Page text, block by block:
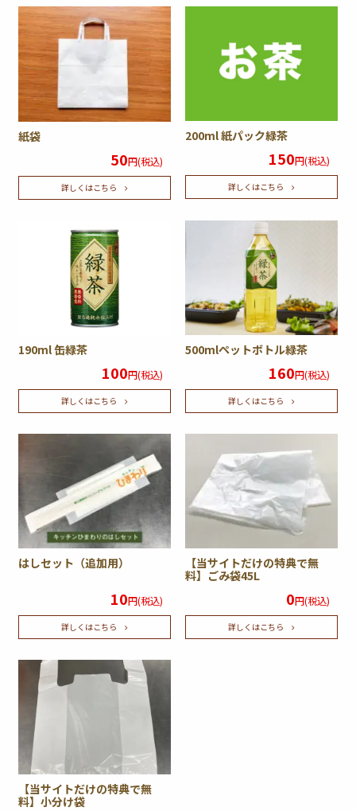
紙袋
50円(税込)
詳しくはこちら
200ml 紙パック緑茶
150円(税込)
詳しくはこちら
190ml 缶緑茶
100円(税込)
詳しくはこちら
500mlペットボトル緑茶
160円(税込)
詳しくはこちら
はしセット（追加用）
10円(税込)
詳しくはこちら
【当サイトだけの特典で無
料】ごみ袋45L
0円(税込)
詳しくはこちら
【当サイトだけの特典で無
料】小分け袋